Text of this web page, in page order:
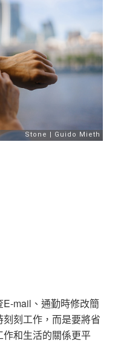
mail、通勤時修改簡
刻工作，而是要將省
和生活的關係更平